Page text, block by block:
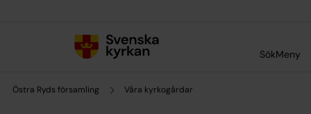
SökMeny
Östra Ryds församling Våra kyrkogårdar